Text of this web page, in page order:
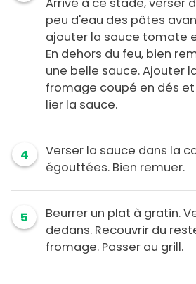
peu d'eau des pâtes
ajouter la sauce tomate
En dehors du feu, bien
une belle sauce. Ajouter
fromage coupé en dés
lier la sauce.
4
Verser la sauce dans la
égouttées. Bien remuer.
5
Beurrer un plat à gratin.
dedans. Recouvrir du
fromage. Passer au grill.